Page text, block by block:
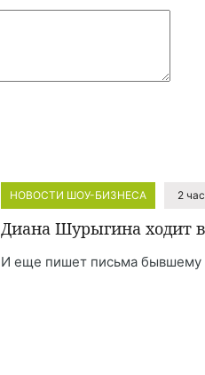
НОВОСТИ ШОУ-БИЗНЕСА 2
Диана Шурыгина ходит
И еще пишет письма бывшему